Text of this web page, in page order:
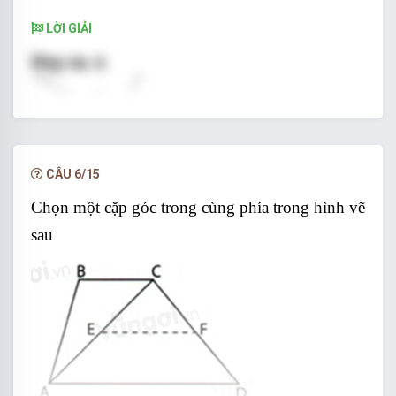
LỜI GIẢI
CÂU 6/15
Chọn một cặp góc trong cùng phía trong hình vẽ
sau